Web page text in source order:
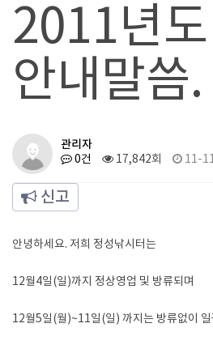
2011년
안내말씀.
관리자
0건 17,842회 11-
신고
안녕하세요. 저희 정성낚시터는
12월4일(일)까지 정상영업 및 방류되며
12월5일(월)~11일(일) 까지는 방류없이